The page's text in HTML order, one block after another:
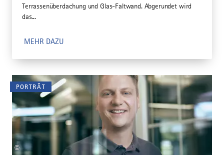
Terrassenüberdachung und Glas-Faltwand. Abgerundet wird
das...
MEHR DAZU
PORTRÄT
©